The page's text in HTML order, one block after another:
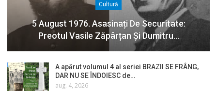
Cultură
5 August 1976. Asasinați De Securitate:
Preotul Vasile Zăpârțan Și Dumitru…
A apărut volumul 4 al seriei BRAZII SE FRÂNG,
DAR NU SE ÎNDOIESC de…
aug. 4, 2026